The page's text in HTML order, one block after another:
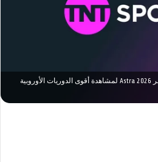
تردد TNT Sports وBT Sport على قمر Astra 2026 لمشاهدة أقوى الدوريات الأوروبية